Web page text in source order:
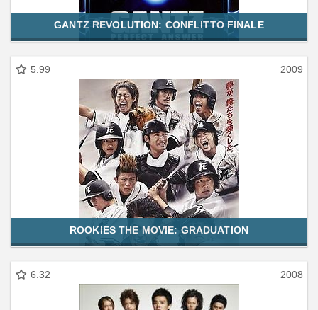
GANTZ REVOLUTION: CONFLITTO FINALE
5.99 2009
ROOKIES THE MOVIE: GRADUATION
6.32 2008